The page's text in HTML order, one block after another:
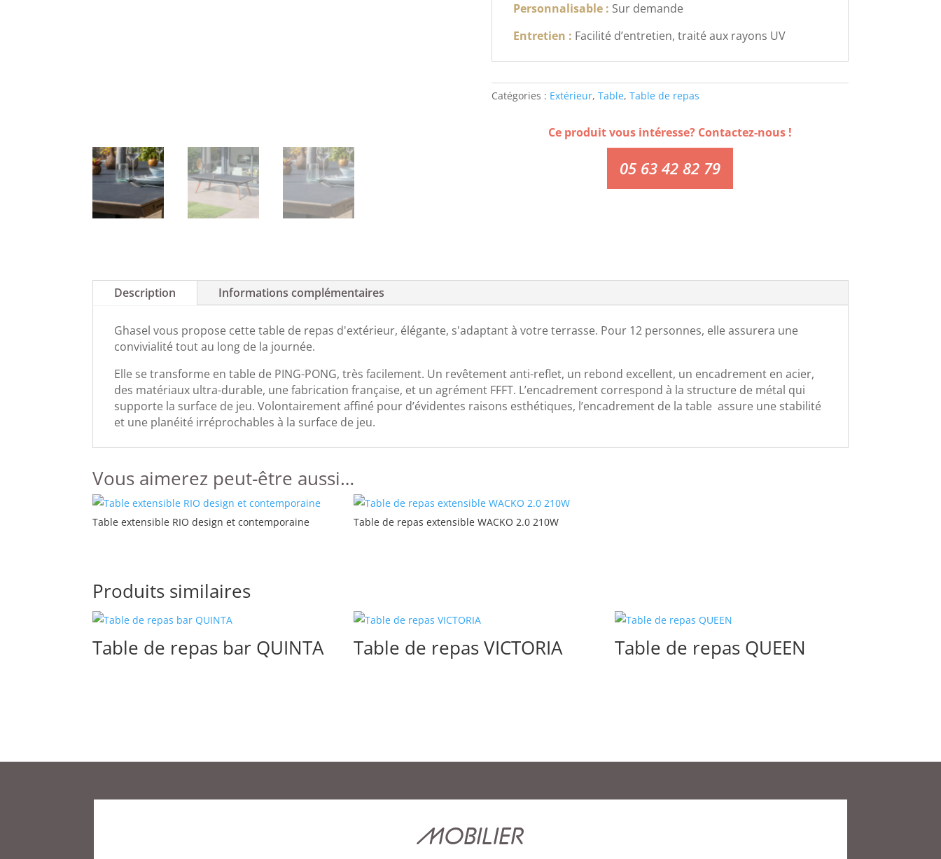
Personnalisable : Sur demande
Entretien : Facilité d’entretien, traité aux rayons UV
Catégories : Extérieur, Table, Table de repas
Ce produit vous intéresse? Contactez-nous !
05 63 42 82 79
Description Informations complémentaires
Ghasel vous propose cette table de repas d'extérieur, élégante, s'adaptant à votre terrasse. Pour 12 personnes, elle assurera une
convivialité tout au long de la journée.
Elle se transforme en table de PING-PONG, très facilement. Un revêtement anti-reflet, un rebond excellent, un encadrement en acier,
des matériaux ultra-durable, une fabrication française, et un agrément FFFT. L’encadrement correspond à la structure de métal qui
supporte la surface de jeu. Volontairement affiné pour d’évidentes raisons esthétiques, l’encadrement de la table assure une stabilité
et une planéité irréprochables à la surface de jeu.
Vous aimerez peut-être aussi…
Table extensible RIO design et contemporaine Table de repas extensible WACKO 2.0 210W
Produits similaires
Table de repas bar QUINTA Table de repas VICTORIA Table de repas QUEEN
MOBILIER